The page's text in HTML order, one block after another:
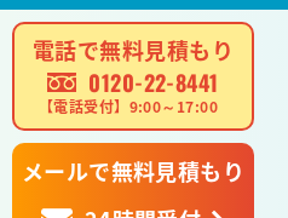
電話で無料見積もり
0120-22-8441
【電話受付】9:00～17:00
メールで無料見積もり